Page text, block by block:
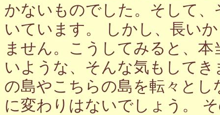
かないものでした。そして
いています。 しかし、長い
ません。こうしてみると、
いような、そんな気もして
の島やこちらの島を転々と
に変わりはないでしょう。